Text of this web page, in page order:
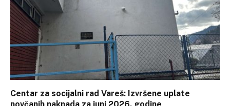
Centar za socijalni rad Vareš: Izvršene uplate